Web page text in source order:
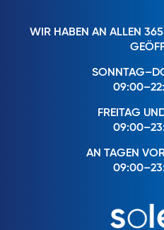
WIR HABEN AN ALLEN
FREITAG
AN TAGEN